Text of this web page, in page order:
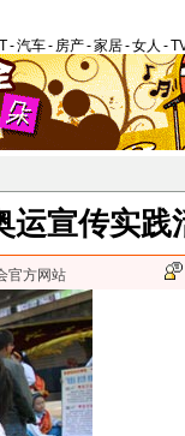
IT-汽车- 房产-家居-女人 -
运宣传实践
官方网站